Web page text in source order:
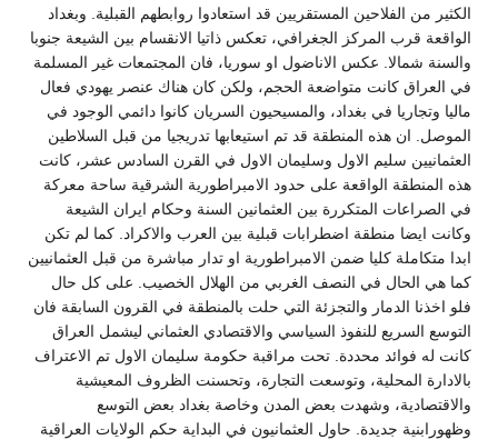
الكثير من الفلاحين المستقريين قد استعادوا روابطهم القبلية. وبغداد
الواقعة قرب المركز الجغرافي، تعكس ذاتيا الانقسام بين الشيعة جنوبا
والسنة شمالا. عكس الاناضول او سوريا، فان المجتمعات غير المسلمة
في العراق كانت متواضعة الحجم، ولكن كان هناك عنصر يهودي فعال
ماليا وتجاريا في بغداد، والمسيحيون السريان كانوا دائمي الوجود في
الموصل. ان هذه المنطقة قد تم استيعابها تدريجيا من قبل السلاطين
العثمانيين سليم الاول وسليمان الاول في القرن السادس عشر، كانت
هذه المنطقة الواقعة على حدود الامبراطورية الشرقية ساحة معركة
في الصراعات المتكررة بين العثمانين السنة وحكام ايران الشيعة
وكانت ايضا منطقة اضطرابات قبلية بين العرب والاكراد. كما لم تكن
ابدا متكاملة كليا ضمن الامبراطورية او تدار مباشرة من قبل العثمانيين
كما هي الحال في النصف الغربي من الهلال الخصيب. على كل حال
فلو اخذنا الدمار والتجزئة التي حلت بالمنطقة في القرون السابقة فان
التوسع السريع للنفوذ السياسي والاقتصادي العثماني ليشمل العراق
كانت له فوائد محددة. تحت مراقبة حكومة سليمان الاول تم الاعتراف
بالادارة المحلية، وتوسعت التجارة، وتحسنت الظروف المعيشية
والاقتصادية، وشهدت بعض المدن وخاصة بغداد بعض التوسع
وظهورابنية جديدة. حاول العثمانيون في البداية حكم الولايات العراقية